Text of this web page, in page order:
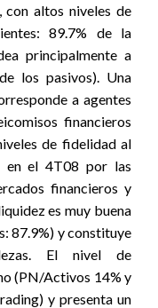
con altos niveles de
89.7% de la
principalmente a
los pasivos). Una
a agentes
financieros
de fidelidad al
en el 4T08 por las
financieros y
es muy buena
87.9%) y constituye
El nivel de
(PN/Activos 14% y
y presenta un